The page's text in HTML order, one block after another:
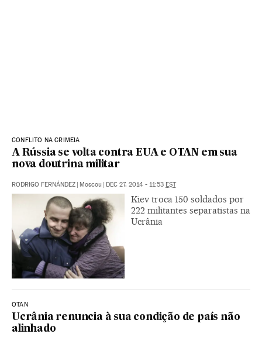
CONFLITO NA CRIMEIA
A Rússia se volta contra EUA e OTAN em sua
nova doutrina militar
RODRIGO FERNÁNDEZ | Moscou | DEC 27, 2014 - 11:53 EST
Kiev troca 150 soldados por
222 militantes separatistas na
Ucrânia
OTAN
Ucrânia renuncia à sua condição de país não
alinhado